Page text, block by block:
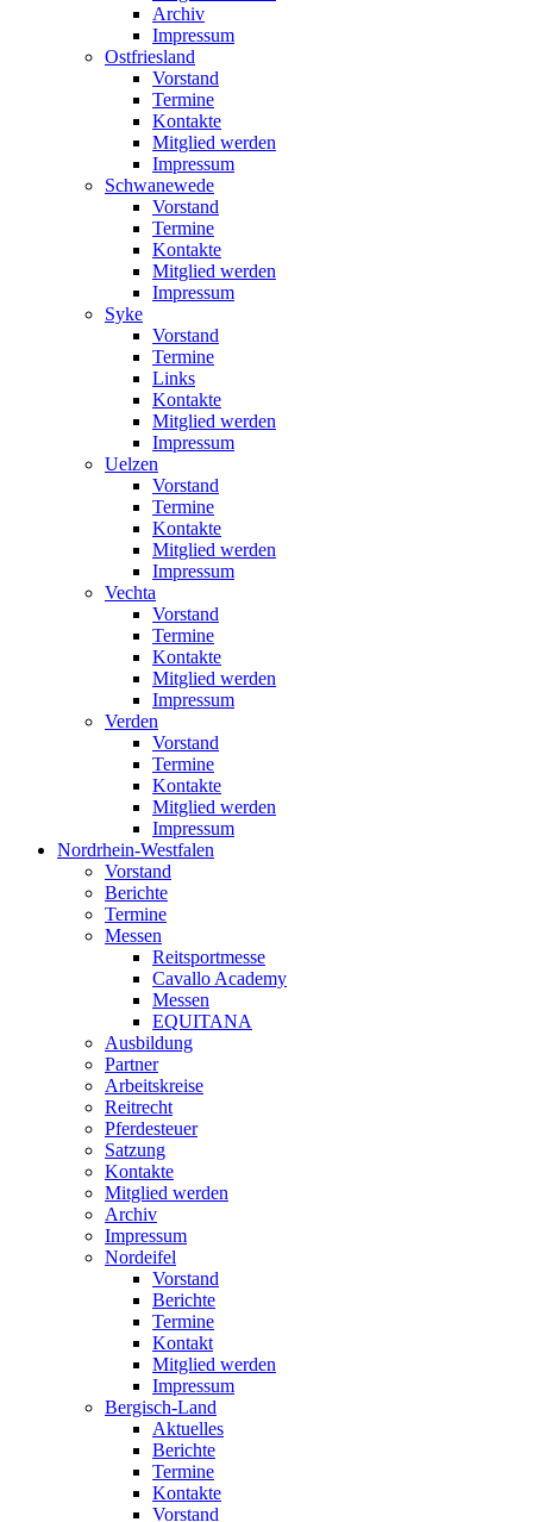
Archiv
Impressum
Ostfriesland
Vorstand
Termine
Kontakte
Mitglied werden
Impressum
Schwanewede
Vorstand
Termine
Kontakte
Mitglied werden
Impressum
Syke
Vorstand
Termine
Links
Kontakte
Mitglied werden
Impressum
Uelzen
Vorstand
Termine
Kontakte
Mitglied werden
Impressum
Vechta
Vorstand
Termine
Kontakte
Mitglied werden
Impressum
Verden
Vorstand
Termine
Kontakte
Mitglied werden
Impressum
Nordrhein-Westfalen
Vorstand
Berichte
Termine
Messen
Reitsportmesse
Cavallo Academy
Messen
EQUITANA
Ausbildung
Partner
Arbeitskreise
Reitrecht
Pferdesteuer
Satzung
Kontakte
Mitglied werden
Archiv
Impressum
Nordeifel
Vorstand
Berichte
Termine
Kontakt
Mitglied werden
Impressum
Bergisch-Land
Aktuelles
Berichte
Termine
Kontakte
Vorstand